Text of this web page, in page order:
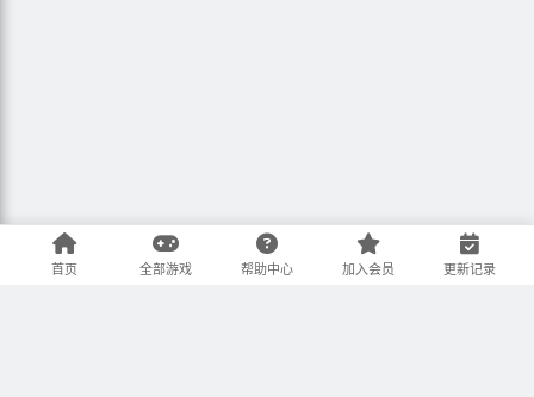
首页 全部游戏 帮助中心 加入会员 更新记录